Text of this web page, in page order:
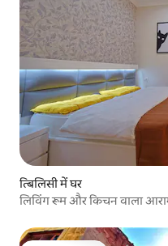
त्बिलिसी में घर
लिविंग रूम और किचन वाला